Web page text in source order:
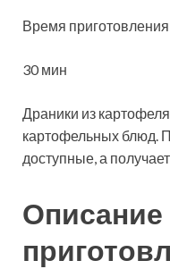
Время
30 мин
Драники из
картофельных блюд.
доступные, а
Описание